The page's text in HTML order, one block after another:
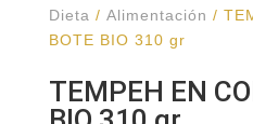
Dieta / Alimentación /
BOTE BIO 310 gr
TEMPEH EN